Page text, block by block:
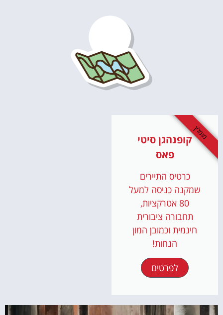
קופנהגן סיטי
פאס
כרטיס התיירים
שמקנה כניסה למעל
80 אטרקציות,
תחבורה ציבורית
חינמית וכמובן המון
הנחות!
לפרטים
מומלץ